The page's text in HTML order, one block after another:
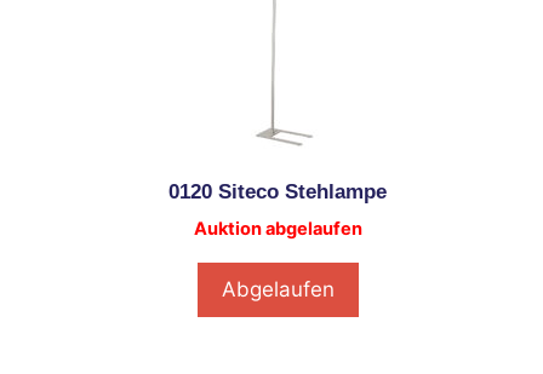
0120 Siteco Stehlampe
Auktion abgelaufen
Abgelaufen